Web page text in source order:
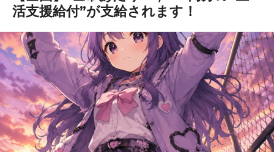
活支援給付”が支給されます！